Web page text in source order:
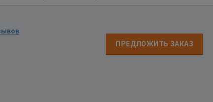
ПРЕДЛОЖИТЬ ЗАКАЗ